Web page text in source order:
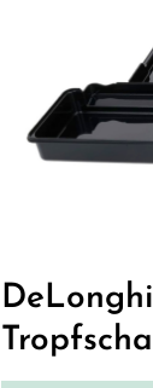
DeLonghi